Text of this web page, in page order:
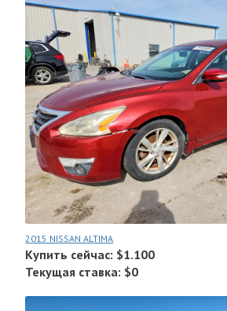
2015 NISSAN ALTIMA
Купить сейчас: $1.100
Текущая ставка: $0